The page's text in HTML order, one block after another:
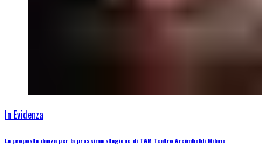
In Evidenza
La proposta danza per la prossima stagione di TAM Teatro Arcimboldi Milano